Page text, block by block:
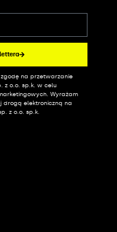
na przetwarzanie
z o.o. sp.k. w celu
Wyrażam
drogą elektroniczną na
z o.o. sp.k.